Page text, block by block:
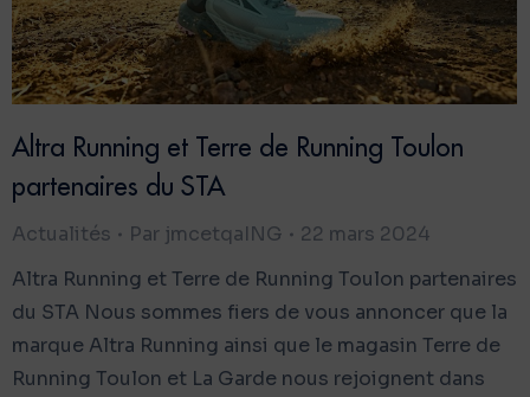
Altra Running et Terre de Running Toulon
partenaires du STA
Actualités Par jmcetqaING
22 mars 2024
Altra Running et Terre de Running Toulon partenaires
du STA Nous sommes fiers de vous annoncer que la
marque Altra Running ainsi que le magasin Terre de
Running Toulon et La Garde nous rejoignent dans